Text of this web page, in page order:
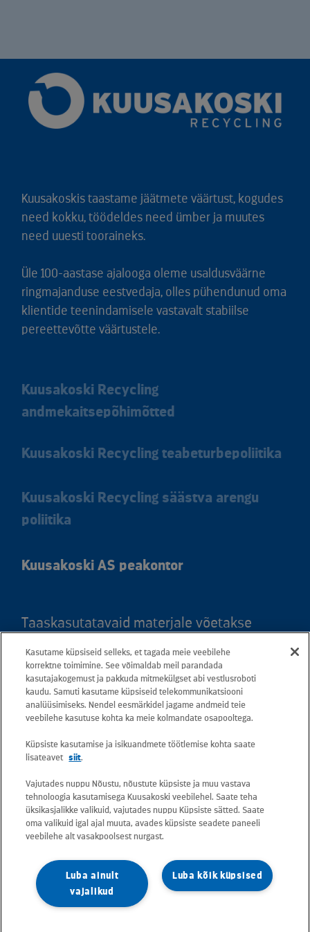
Kuusakoskis taastame jäätmete väärtust, kogudes
need kokku, töödeldes need ümber ja muutes
need uuesti tooraineks.
Üle 100-aastase ajalooga oleme usaldusväärne
ringmajanduse eestvedaja, olles pühendunud oma
klientide teenindamisele vastavalt stabiilse
pereettevõtte väärtustele.
Kuusakoski Recycling
andmekaitsepõhimõtted
Kuusakoski Recycling teabeturbepoliitika
Kuusakoski Recycling säästva arengu
poliitika
Kuusakoski AS peakontor
Taaskasutatavaid materjale võetakse
Kaardil klõpsates leiate kõigi maakondade
teeninduspunktid ja teejuhised.
Postiaadress: Betooni 12, 13816 Tallinn
(Eesti)
Kõik e-posti aadressid on kujul
eesnimi.perekonnanimi@kuusakoski.com
Konkreetsete tegevuskohtade
kontaktandmete vaatamiseks valige
Kasutame küpsiseid selleks, et tagada meie veebilehe
korrektne toimimine. See võimaldab meil parandada
kasutajakogemust ja pakkuda mitmekülgset abi vestlusroboti
kaudu. Samuti kasutame küpsiseid telekommunikatsiooni
analüüsimiseks. Nendel eesmärkidel jagame andmeid teie
veebilehe kasutuse kohta ka meie kolmandate osapooltega.
Küpsiste kasutamise ja isikuandmete töötlemise kohta saate
lisateavet
siit.
Vajutades nuppu Nõustu, nõustute küpsiste ja muu vastava
tehnoloogia kasutamisega Kuusakoski veebilehel. Saate teha
üksikasjalikke valikuid, vajutades nuppu Küpsiste sätted. Saate
oma valikuid igal ajal muuta, avades küpsiste seadete paneeli
veebilehe alt vasakpoolsest nurgast.
Luba kõik küpsised
Luba ainult
vajalikud